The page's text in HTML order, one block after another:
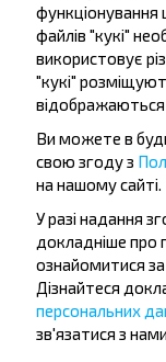
Як купити
Існують чи
на поїздку?
Коли
функціонування
файлів "кукі"
використовує
"кукі"
відображаються
Ви можете в
свою згоду з
на нашому сайті.
У разі надання
докладніше про
ознайомитися
Дізнайтеся
персональних
зв'язатися з